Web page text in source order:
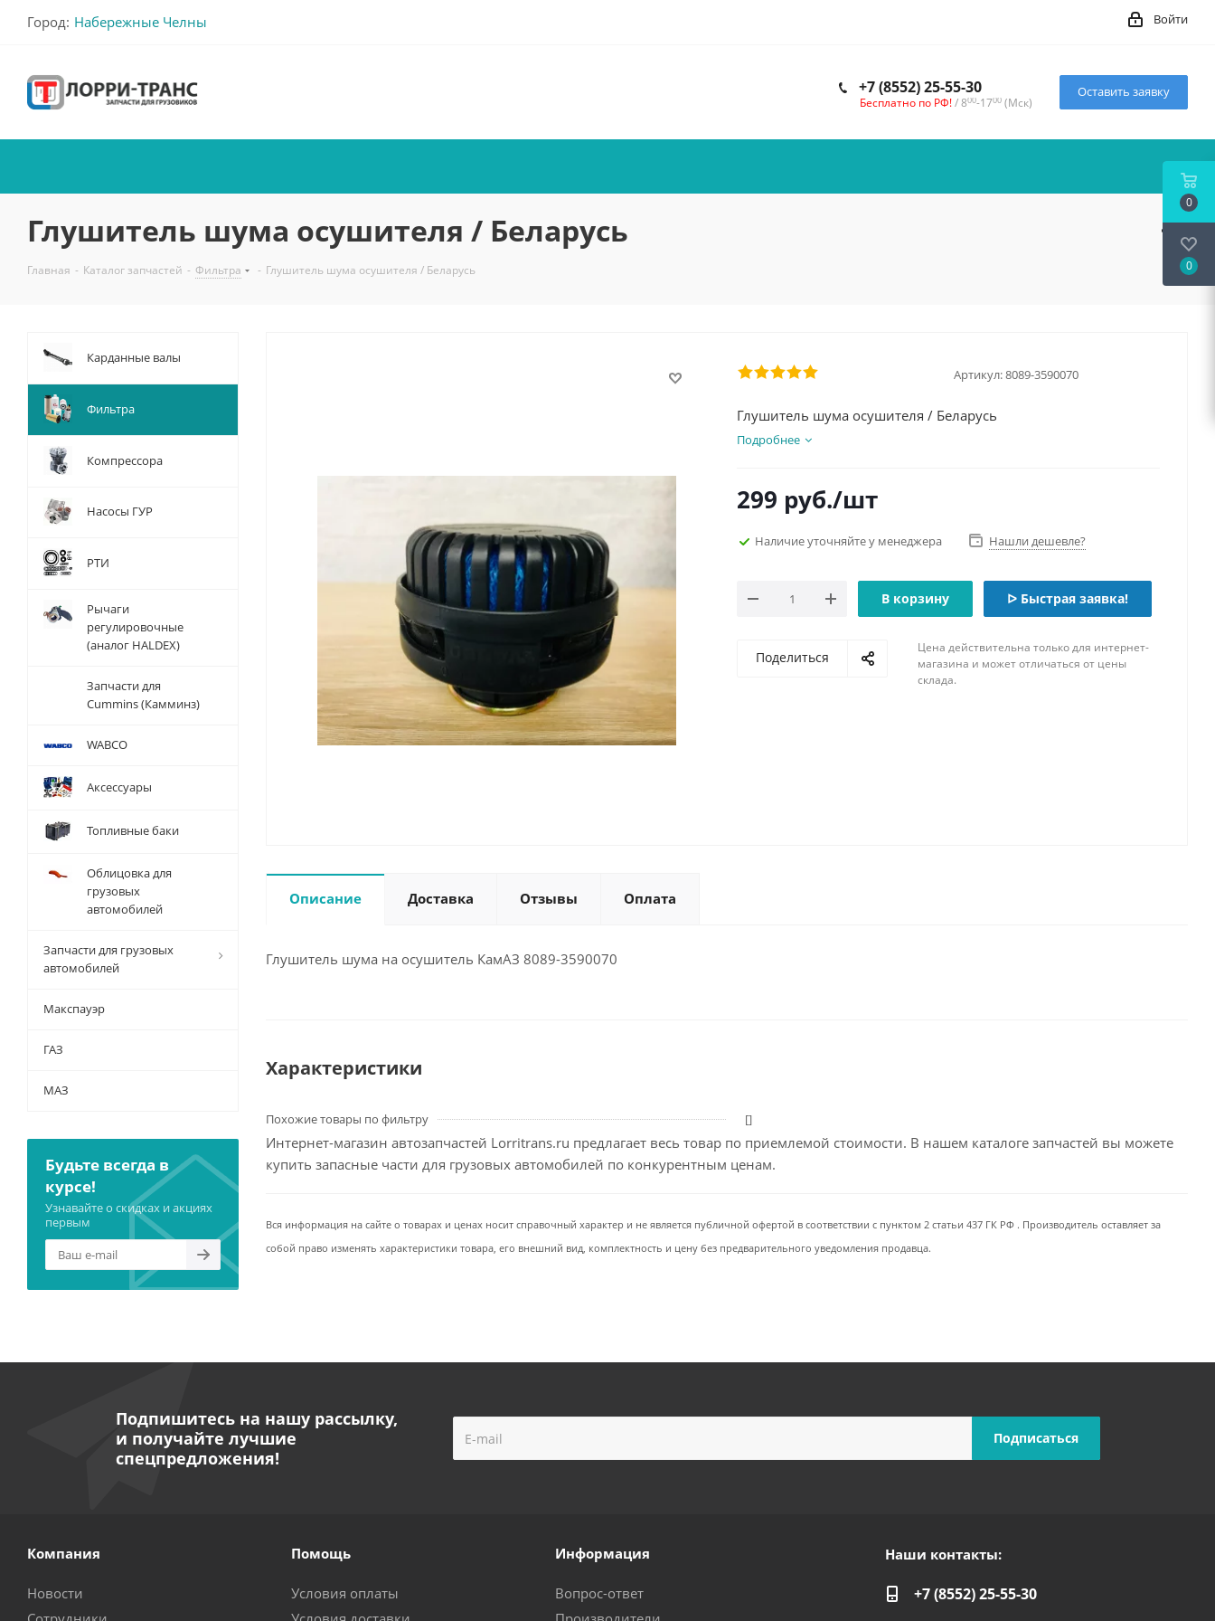
Город: Набережные Челны Войти
+7 (8552) 25-55-30
Бесплатно по РФ!/ 800-1700 (Мск)
Оставить заявку
Глушитель шума осушителя / Беларусь
Главная - Каталог запчастей - Фильтра - Глушитель шума осушителя / Беларусь
Артикул:8089-3590070
Глушитель шума осушителя / Беларусь
Подробнее
299 руб./шт
Наличие уточняйте у менеджера Нашли дешевле?
В корзину ᐅ Быстрая заявка!
Поделиться
Цена действительна только для интернет-
магазина и может отличаться от цены
склада.
Описание Доставка Отзывы Оплата
Глушитель шума на осушитель КамАЗ 8089-3590070
Характеристики
Похожие товары по фильтру []
Интернет-магазин автозапчастей Lorritrans.ru предлагает весь товар по приемлемой стоимости. В нашем каталоге запчастей вы можете
купить запасные части для грузовых автомобилей по конкурентным ценам.
Вся информация на сайте о товарах и ценах носит справочный характер и не является публичной офертой в соответствии с пунктом 2 статьи 437 ГК РФ . Производитель оставляет за
собой право изменять характеристики товара, его внешний вид, комплектность и цену без предварительного уведомления продавца.
Карданные валы
Фильтра
Компрессора
Насосы ГУР
РТИ
Рычаги
регулировочные
(аналог HALDEX)
Запчасти для
Cummins (Камминз)
WABCO
Аксессуары
Топливные баки
Облицовка для
грузовых
автомобилей
Запчасти для грузовых
автомобилей
Макспауэр
ГАЗ
МАЗ
Будьте всегда в
курсе!
Узнавайте о скидках и акциях
первым
Подпишитесь на нашу рассылку,
и получайте лучшие
спецпредложения!
Компания
Новости
Помощь
Условия оплаты
Информация
Вопрос-ответ
Наши контакты:
+7 (8552) 25-55-30
0
0